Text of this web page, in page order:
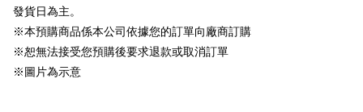
預購訂單-離島宅配專用-(澎湖/金門/馬祖)(🔺不同預購月份建議分開
結帳，避免整筆訂單等超久)
配送毎にNT$220
發貨日為主。
※本預購商品係本公司依據您的訂單向廠商訂購
※恕無法接受您預購後要求退款或取消訂單
※圖片為示意